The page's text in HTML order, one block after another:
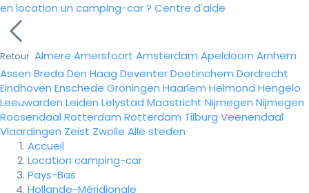
en location un camping-car ? Centre d'aide
Retour Almere Amersfoort Amsterdam Apeldoorn Arnhem
Assen Breda Den Haag DeventerDoetinchem Dordrecht
Eindhoven Enschede Groningen Haarlem Helmond Hengelo
Leeuwarden Leiden Lelystad Maastricht Nijmegen Nijmegen
Roosendaal Rotterdam Rotterdam Tilburg Veenendaal
Vlaardingen Zeist Zwolle Alle steden
Accueil
Location camping-car
Pays-Bas
Hollande-Méridionale